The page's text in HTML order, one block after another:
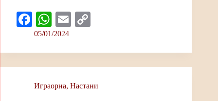
Fa
ce
bo
ok
W
ha
ts
A
pp
E
ail y
Li
nk
05/01/2024
Играорна, Настани